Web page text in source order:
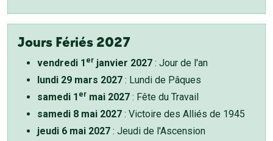
Jours Fériés 2027
vendredi 1 er janvier 2027 : Jour de l'an
lundi 29 mars 2027 : Lundi de Pâques
samedi 1 er mai 2027 : Fête du Travail
samedi 8 mai 2027 : Victoire des Alliés de 1945
jeudi 6 mai 2027 : Jeudi de l'Ascension